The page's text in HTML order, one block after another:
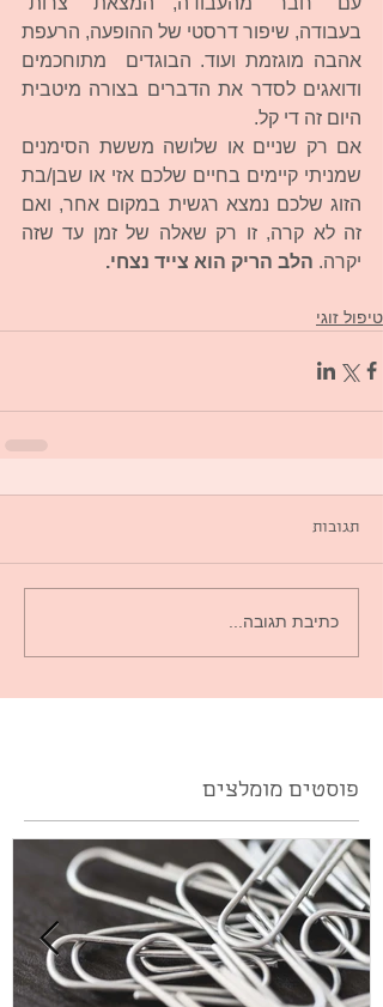
היום זה די קל.
יקרה. הלב הריק הוא צייד נצחי.
טיפול זוגי
תגובות
כתיבת תגובה...
פוסטים מומלצים